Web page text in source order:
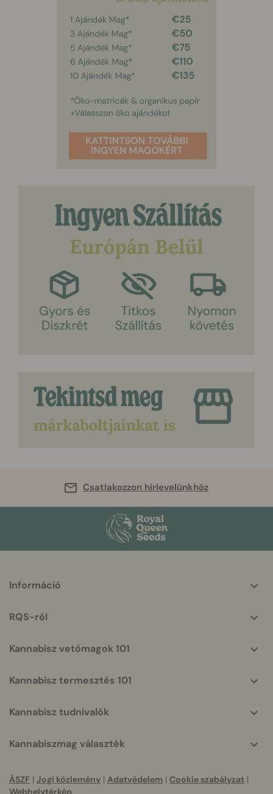
Csatlakozzon hírlevelünkhöz
helpful
Információ
RQS-ról
Kannabisz vetőmagok 101
Kannabisz termesztés 101
Kannabisz tudnivalók
Kannabiszmag választék
ÁSZF | Jogi közlemény | Adatvédelem | Cookie szabályzat |
Webhelytérkép